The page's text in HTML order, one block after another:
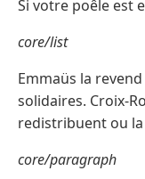
Si votre poêle est
core/list
Emmaüs la
solidaires. Croix-
redistribuent ou
core/paragraph